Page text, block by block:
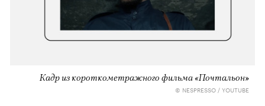
Кадр из короткометражного фильма «Почтальон»
© NESPRESSO / YOUTUBE